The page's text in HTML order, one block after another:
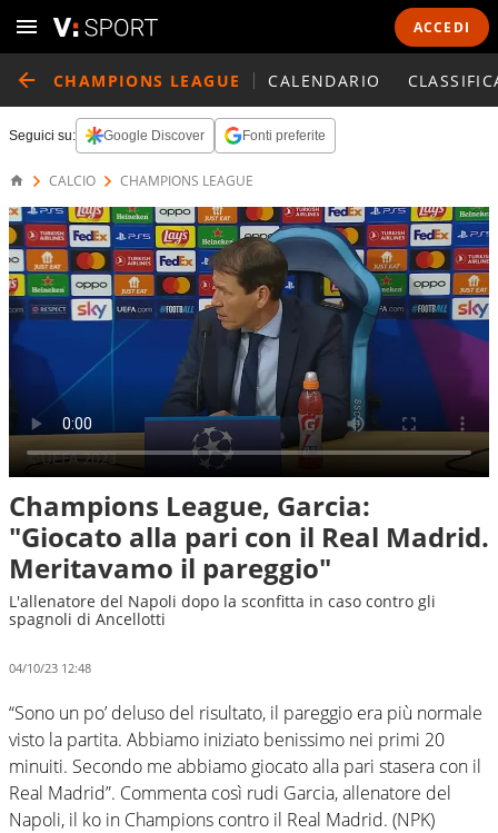
ACCEDI
CHAMPIONS LEAGUE CALENDARIO
Seguici su: Google Discover Fonti preferite
CALCIO CHAMPIONS LEAGUE
Champions League, Garcia:
"Giocato alla pari con il Real Madrid.
Meritavamo il pareggio"
L'allenatore del Napoli dopo la sconfitta in caso contro gli
spagnoli di Ancellotti
04/10/23 12:48
“Sono un po’ deluso del risultato, il pareggio era più normale
visto la partita. Abbiamo iniziato benissimo nei primi 20
minuiti. Secondo me abbiamo giocato alla pari stasera con il
Real Madrid”. Commenta così rudi Garcia, allenatore del
Napoli, il ko in Champions contro il Real Madrid. (NPK)